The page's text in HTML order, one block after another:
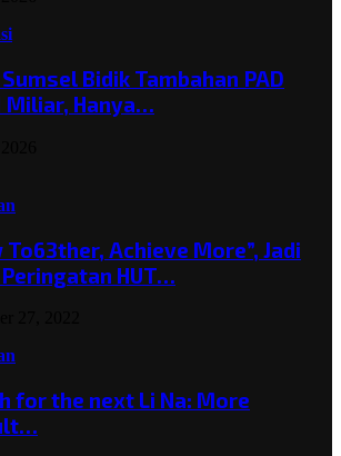
Sumsel Bidik Tambahan PAD
Miliar, Hanya…
To63ther, Achieve More”, Jadi
HUT…
for the next Li Na: More